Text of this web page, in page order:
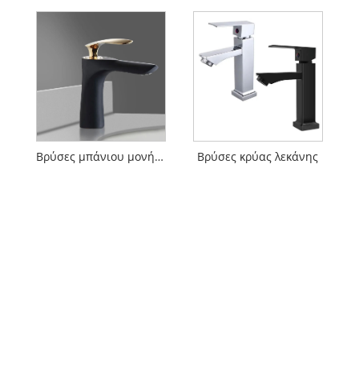
Βρύσες μπάνιου μονής τρύπας Βρύσες κρύας λεκάνης